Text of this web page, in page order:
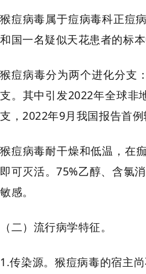
猴痘病毒属于痘病毒科正痘
和国一名疑似天花患者的标
猴痘病毒分为两个进化分支
支。其中引发2022年全球非
支，2022年9月我国报告首
猴痘病毒耐干燥和低温，在
即可灭活。75%乙醇、含氯
敏感。
（二）流行病学特征。
1.传染源。猴痘病毒的宿主